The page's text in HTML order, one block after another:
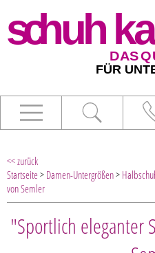
<< zurück
Startseite> Damen-Untergrößen>
von Semler
"Sportlich eleganter